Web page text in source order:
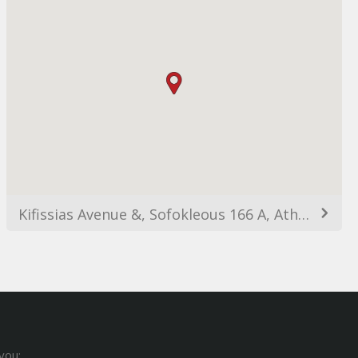
Kifissias Avenue &, Sofokleous 166 A, Athina 151 26, Greece